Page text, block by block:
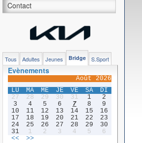
Contact
Tous Adultes Jeunes Bridge S.Sport
Evènements
Août 2026
LU
MA ME JE VE SA
DI
27
28 29 30 31 1
2
3
4 5 6 7 8
9
10
11 12 13 14 15
16
17
18 19 20 21 22
23
24
25 26 27 28 29
30
31
1 2 3 4 5
6
<<
>>